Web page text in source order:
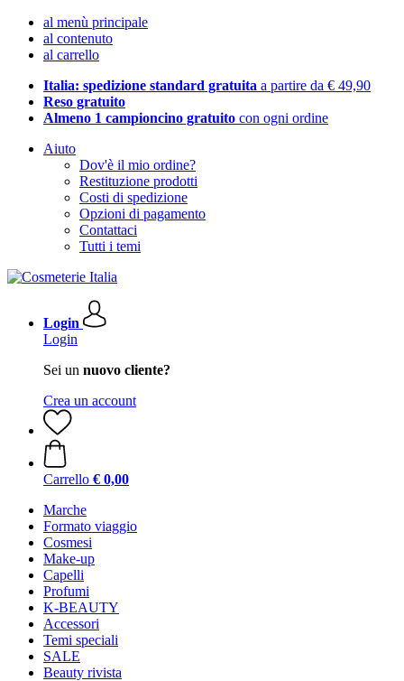
al menù principale
al contenuto
al carrello
Italia: spedizione standard gratuita a partire da € 49,90
Reso gratuito
Almeno 1 campioncino gratuito con ogni ordine
Aiuto
Dov'è il mio ordine?
Restituzione prodotti
Costi di spedizione
Opzioni di pagamento
Contattaci
Tutti i temi
Login
Login
Sei un nuovo cliente?
Crea un account
Carrello € 0,00
Marche
Formato viaggio
Cosmesi
Make-up
Capelli
Profumi
K-BEAUTY
Accessori
Temi speciali
SALE
Beauty rivista